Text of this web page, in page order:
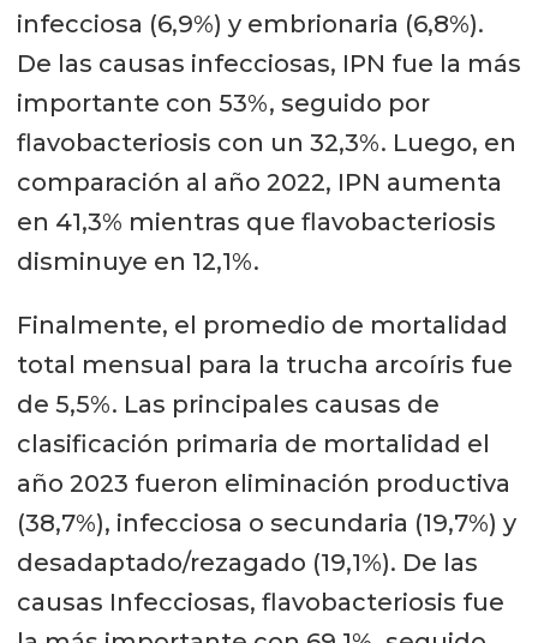
infecciosa (6,9%) y embrionaria (6,8%).
De las causas infecciosas, IPN fue la más
importante con 53%, seguido por
flavobacteriosis con un 32,3%. Luego, en
comparación al año 2022, IPN aumenta
en 41,3% mientras que flavobacteriosis
disminuye en 12,1%.
Finalmente, el promedio de mortalidad
total mensual para la trucha arcoíris fue
de 5,5%. Las principales causas de
clasificación primaria de mortalidad el
año 2023 fueron eliminación productiva
(38,7%), infecciosa o secundaria (19,7%) y
desadaptado/rezagado (19,1%). De las
causas Infecciosas, flavobacteriosis fue